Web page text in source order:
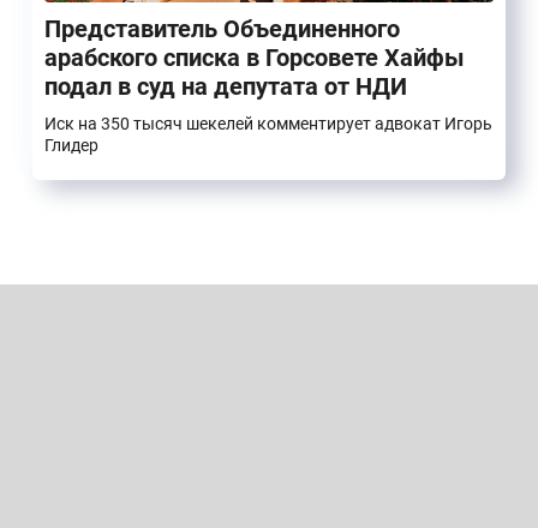
Представитель Объединенного
арабского списка в Горсовете Хайфы
подал в суд на депутата от НДИ
Иск на 350 тысяч шекелей комментирует адвокат Игорь
Глидер